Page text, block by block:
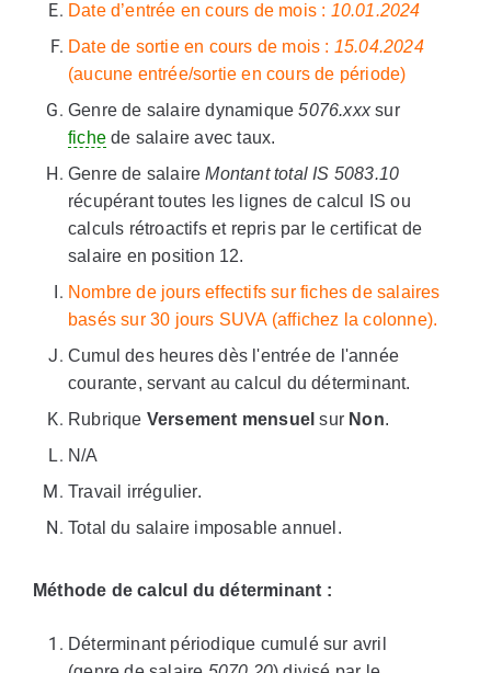
Date d’entrée en cours de mois : 10.01.2024
Date de sortie en cours de mois : 15.04.2024
(aucune entrée/sortie en cours de période)
Genre de salaire dynamique5076.xxxsur
fiche de salaire avec taux.
Genre de salaireMontant total IS 5083.10
récupérant toutes les lignes de calcul IS ou
calculs rétroactifs et repris par le certificat de
salaire en position 12.
Nombre de jours effectifs sur fiches de salaires
basés sur 30 jours SUVA (affichez la colonne).
Cumul des heures dès l'entrée de l'année
courante, servant au calcul du déterminant.
Rubrique Versement mensuel sur Non.
N/A
Travail irrégulier.
Total du salaire imposable annuel.
Méthode de calcul du déterminant :
Déterminant périodique cumulé sur avril